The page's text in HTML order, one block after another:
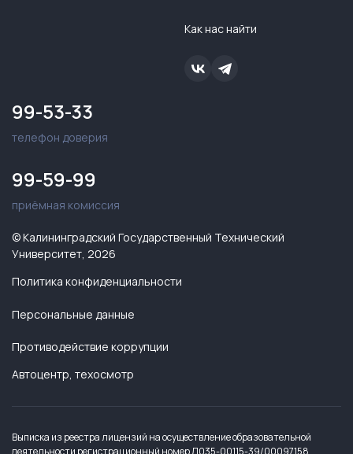
Как нас найти
99-53-33
телефон доверия
99-59-99
приёмная комиссия
© Калининградский Государственный Технический
Университет, 2026
Политика конфиденциальности
Персональные данные
Противодействие коррупции
Автоцентр, техосмотр
Выписка из реестра лицензий на осуществление образовательной
деятельности регистрационный номер Л035-00115-39/00097158